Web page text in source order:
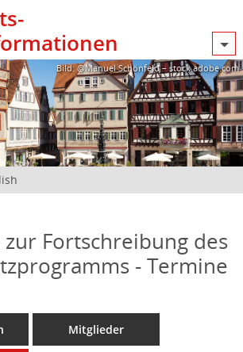
Bild: @Manuel Schönfeld – stock.adobe.com
zur Fortschreibung des
- Termine
Mitglieder